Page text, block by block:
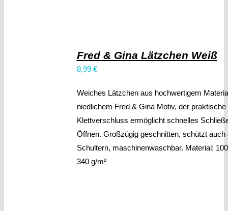
Fred & Gina Lätzchen Weiß
8,99 €
Weiches Lätzchen aus hochwertigem
niedlichem Fred & Gina Motiv, der praktische
Klettverschluss ermöglicht schnelles
Öffnen. Großzügig geschnitten, schützt auch
Schultern, maschinenwaschbar. Material:
340 g/m²